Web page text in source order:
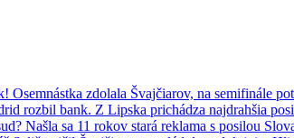
zdolala Švajčiarov, na semifinále
rozbil bank. Z Lipska prichádza najdrahšia
Našla sa 11 rokov stará reklama s posilou